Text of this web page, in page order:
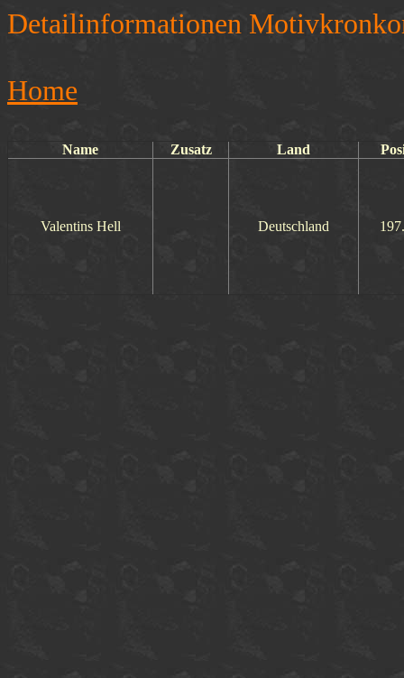
Detailinformationen
Home
Name Zusatz Land
Valentins Hell Deutschland